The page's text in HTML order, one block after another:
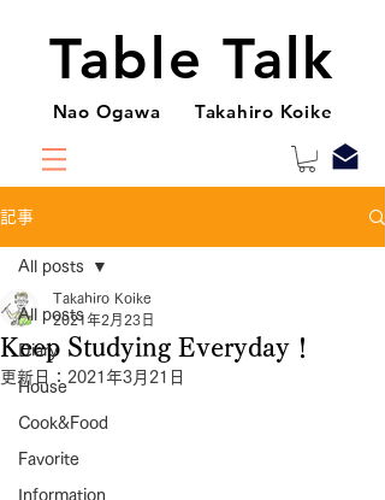
Table Talk
Nao Ogawa Takahiro Koike
記事
All posts
Diary
House
Cook&Food
Favorite
Information
All posts
Keep Studying Everyday！
Takahiro Koike
2021年2月23日
更新日： 2021年3月21日